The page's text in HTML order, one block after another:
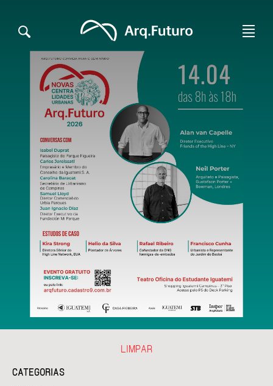
CATEGORIAS
LIMPAR